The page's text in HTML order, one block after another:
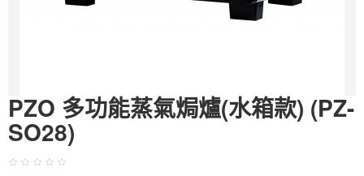
PZO 多功能蒸氣焗爐(水箱款) (PZ-
SO28)